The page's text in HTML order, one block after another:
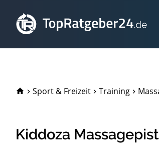
TopRatgeber24.de
Sport & Freizeit Training
Kiddoza